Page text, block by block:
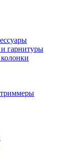
гарнитуры